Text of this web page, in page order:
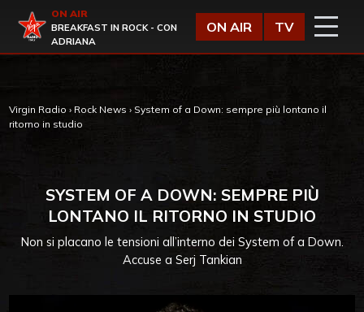
Virgin Radio
ON AIR
BREAKFAST IN ROCK - CON
ADRIANA
ON AIR TV
Virgin Radio › Rock News › System of a Down: sempre più lontano il
ritorno in studio
SYSTEM OF A DOWN: SEMPRE PIÙ
LONTANO IL RITORNO IN STUDIO
Non si placano le tensioni all’interno dei System of a Down.
Accuse a Serj Tankian